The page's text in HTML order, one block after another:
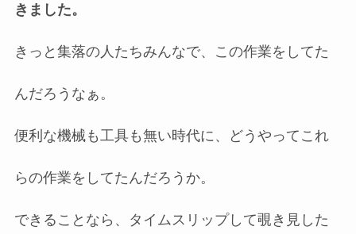
きました。
きっと集落の人たちみんなで、この作業をしてた
んだろうなぁ。
便利な機械も工具も無い時代に、どうやってこれ
らの作業をしてたんだろうか。
できることなら、タイムスリップして覗き見した